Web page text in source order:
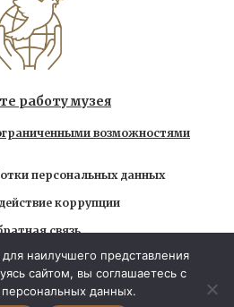
работу музея
возможностями
персональных данных
коррупции
связь
находящихся на сайте
разрешения запрещено
музей-заповедник Л.Н.
наилучшего представления
сайтом, вы соглашаетесь с
данных.